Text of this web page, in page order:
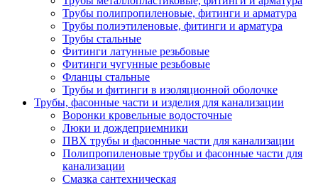
Трубы полипропиленовые, фитинги и арматура
Трубы полиэтиленовые, фитинги и арматура
Трубы стальные
Фитинги латунные резьбовые
Фитинги чугунные резьбовые
Фланцы стальные
Трубы и фитинги в изоляционной оболочке
Трубы, фасонные части и изделия для канализации
Воронки кровельные водосточные
Люки и дождеприемники
ПВХ трубы и фасонные части для канализации
Полипропиленовые трубы и фасонные части для
канализации
Смазка сантехническая